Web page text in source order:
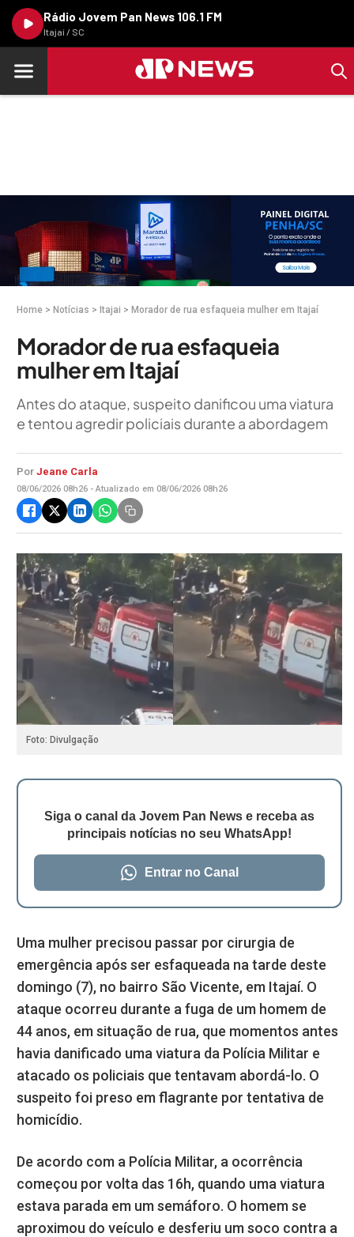
Rádio Jovem Pan News 106.1 FM
Itajaí / SC
Home > Notícias > Itajai > Morador de rua esfaqueia mulher em Itajaí
Morador de rua esfaqueia
mulher em Itajaí
Antes do ataque, suspeito danificou uma viatura
e tentou agredir policiais durante a abordagem
Por Jeane Carla
08/06/2026 08h26 - Atualizado em 08/06/2026 08h26
Foto: Divulgação
Siga o canal da Jovem Pan News e receba as
principais notícias no seu WhatsApp!
Entrar no Canal
Uma mulher precisou passar por cirurgia de
emergência após ser esfaqueada na tarde deste
domingo (7), no bairro São Vicente, em Itajaí. O
ataque ocorreu durante a fuga de um homem de
44 anos, em situação de rua, que momentos antes
havia danificado uma viatura da Polícia Militar e
atacado os policiais que tentavam abordá-lo. O
suspeito foi preso em flagrante por tentativa de
homicídio.
De acordo com a Polícia Militar, a ocorrência
começou por volta das 16h, quando uma viatura
estava parada em um semáforo. O homem se
aproximou do veículo e desferiu um soco contra a